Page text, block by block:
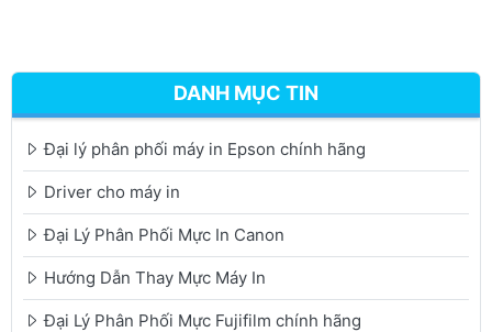
DANH MỤC TIN
Đại lý phân phối máy in Epson chính hãng
Driver cho máy in
Đại Lý Phân Phối Mực In Canon
Hướng Dẫn Thay Mực Máy In
Đại Lý Phân Phối Mực Fujifilm chính hãng